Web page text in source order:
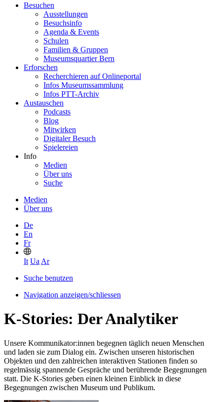
Besuchen
Ausstellungen
Besuchsinfo
Agenda & Events
Schulen
Familien & Gruppen
Museumsquartier Bern
Erforschen
Recherchieren auf Onlineportal
Infos Museumssammlung
Infos PTT-Archiv
Austauschen
Podcasts
Blog
Mitwirken
Digitaler Besuch
Spielereien
Info
Medien
Über uns
Suche
Medien
Über uns
De
En
Fr
It Ua Ar
Suche benutzen
Navigation anzeigen/schliessen
K-Stories: Der Analytiker
Unsere Kommunikator:innen begegnen täglich neuen Menschen
und laden sie zum Dialog ein. Zwischen unseren historischen
Objekten und den zahlreichen interaktiven Stationen finden so
regelmässig spannende Gespräche und berührende Begegnungen
statt. Die K-Stories geben einen kleinen Einblick in diese
Begegnungen zwischen Museum und Publikum.